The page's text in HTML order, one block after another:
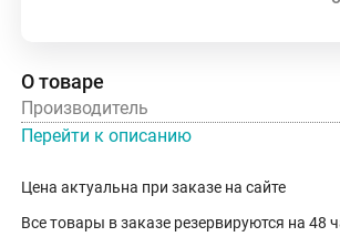
О товаре
Производитель
Перейти к описанию
Цена актуальна при заказе на сайте
Все товары в заказе резервируются на 48